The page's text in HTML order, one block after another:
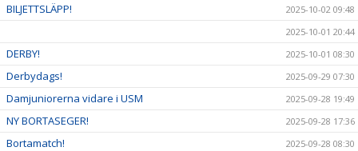
BILJETTSLÄPP!
2025-10-02 09:48
2025-10-01 20:44
DERBY! 2025-10-01 08:30
Derbydags! 2025-09-29 07:30
Damjuniorerna vidare i USM 2025-09-28 19:49
NY BORTASEGER! 2025-09-28 17:36
Bortamatch! 2025-09-28 08:30